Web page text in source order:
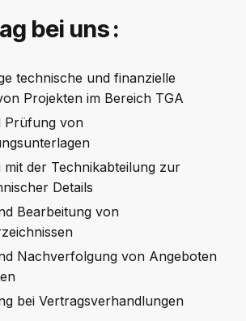
bei uns :
technische und finanzielle
Projekten im Bereich TGA
Prüfung von
mit der Technikabteilung zur
Details
Bearbeitung von
Nachverfolgung von Angeboten
bei Vertragsverhandlungen